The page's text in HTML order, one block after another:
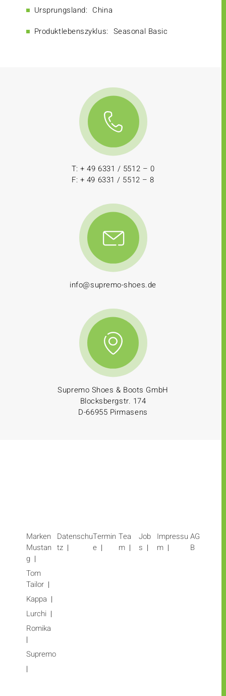
Ursprungsland: China
Produktlebenszyklus: Seasonal Basic
T: + 49 6331 / 5512 – 0
F: + 49 6331 / 5512 – 8
info@supremo-shoes.de
Supremo Shoes & Boots GmbH
Blocksbergstr. 174
D-66955 Pirmasens
Marken
Mustan
g
Tom
Tailor
Kappa
Lurchi
Romika
Supremo
Datenschu
tz
Termin
e
Tea
m
Job
s
Impressu
m
AG
B